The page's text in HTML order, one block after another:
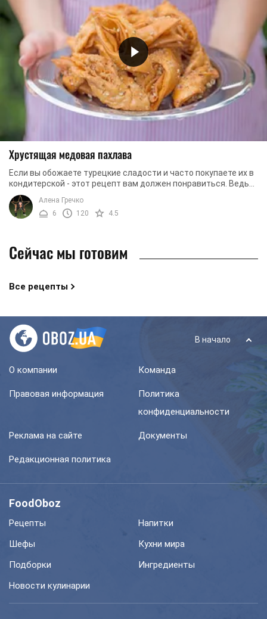
Хрустящая медовая пахлава
Если вы обожаете турецкие сладости и часто покупаете их в
кондитерской - этот рецепт вам должен понравиться. Ведь
мы предлагаем приготовить хрустящую ...
Алена Гречко
6
120 4.5
Сейчас мы готовим
Все рецепты
В начало
О компании Команда
Правовая информация
Политика
конфиденциальности
Реклама на сайте Документы
Редакционная политика
FoodOboz
Рецепты
Напитки
Шефы
Кухни мира
Подборки
Ингредиенты
Новости кулинарии